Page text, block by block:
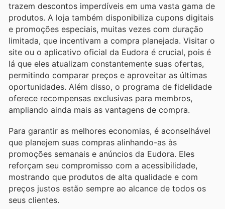
trazem descontos imperdíveis em uma vasta gama de
produtos. A loja também disponibiliza cupons digitais
e promoções especiais, muitas vezes com duração
limitada, que incentivam a compra planejada. Visitar o
site ou o aplicativo oficial da Eudora é crucial, pois é
lá que eles atualizam constantemente suas ofertas,
permitindo comparar preços e aproveitar as últimas
oportunidades. Além disso, o programa de fidelidade
oferece recompensas exclusivas para membros,
ampliando ainda mais as vantagens de compra.
Para garantir as melhores economias, é aconselhável
que planejem suas compras alinhando-as às
promoções semanais e anúncios da Eudora. Eles
reforçam seu compromisso com a acessibilidade,
mostrando que produtos de alta qualidade e com
preços justos estão sempre ao alcance de todos os
seus clientes.